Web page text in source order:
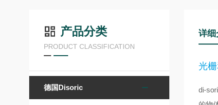
产品分类
PRODUCT CLASSIFICATION
德国Disoric
详细
光
di-